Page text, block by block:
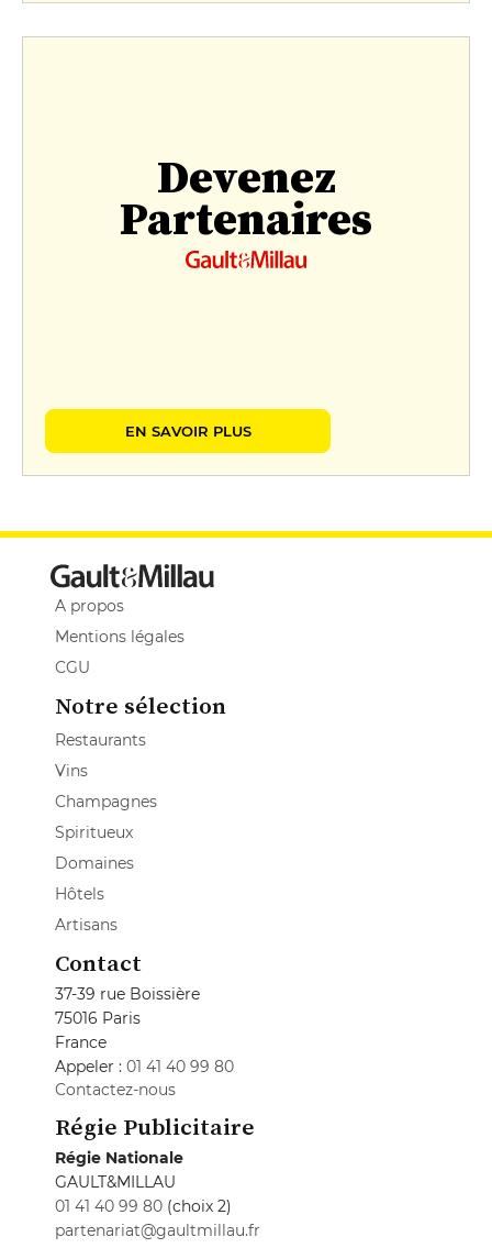
Devenez
Partenaires
EN SAVOIR PLUS
A propos
Mentions légales
CGU
Notre sélection
Restaurants
Vins
Champagnes
Spiritueux
Domaines
Hôtels
Artisans
Contact
37-39 rue Boissière
75016 Paris
France
Appeler : 01 41 40 99 80
Contactez-nous
Régie Publicitaire
Régie Nationale
GAULT&MILLAU
01 41 40 99 80 (choix 2)
partenariat@gaultmillau.fr